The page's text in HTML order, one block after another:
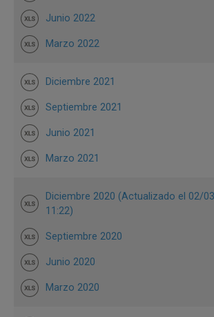
Junio 2022
Marzo 2022
Diciembre 2021
Septiembre 2021
Junio 2021
Marzo 2021
Diciembre 2020 (Actualizado el 02/
11:22)
Septiembre 2020
Junio 2020
Marzo 2020